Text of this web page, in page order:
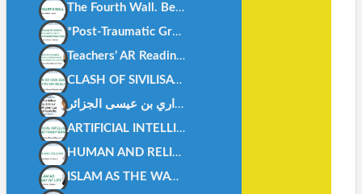
The Fourth Wall. Bendjedou.belkheir -algeria-
*Post-Traumatic Growth: How Today’s Youth Can Rise Stronge
Teachers’ AR Readiness AR Integration In Science AR Readiness In Primary Education.-Dr. Mohamed Fahmy Rashad.Egypt.
CLASH OF SIVILISATIONS MYTH OR REALITY – Abu Hisham Al-Idrisi- Algeria
ARTIFICIAL INTELLIGENCE AND FAMILY BONDS -DR. KHEIRA M’HAMEDI BOUZINA-ALGERIA-
HUMAN AND RELIGION -DR. ZAHIA HAOUICHI-ALGERIA-
ISLAM AS THE WAY OF LIFE -Ms. WISSAL HANOUF-MALAYSIA